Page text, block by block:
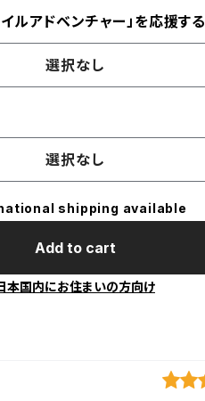
ルアドベンチャー」を応援する
選択なし
選択なし
shipping available
Add to cart
本国内にお住まいの方向け